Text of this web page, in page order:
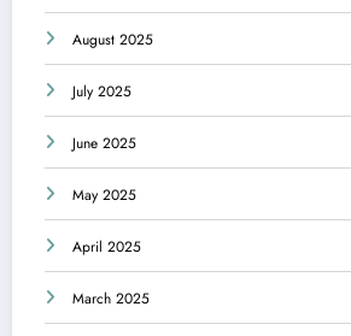
August 2025
July 2025
June 2025
May 2025
April 2025
March 2025